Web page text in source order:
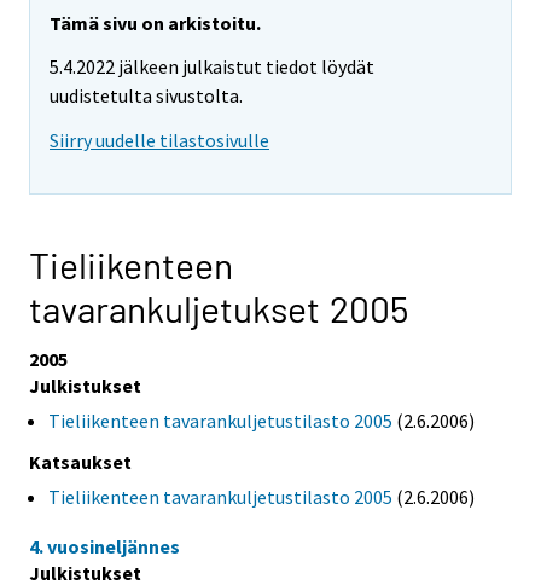
Tämä sivu on arkistoitu.
5.4.2022 jälkeen julkaistut tiedot löydät
uudistetulta sivustolta.
Siirry uudelle tilastosivulle
Tieliikenteen
tavarankuljetukset 2005
2005
Julkistukset
Tieliikenteen tavarankuljetustilasto 2005 (2.6.2006)
Katsaukset
Tieliikenteen tavarankuljetustilasto 2005 (2.6.2006)
4. vuosineljännes
Julkistukset